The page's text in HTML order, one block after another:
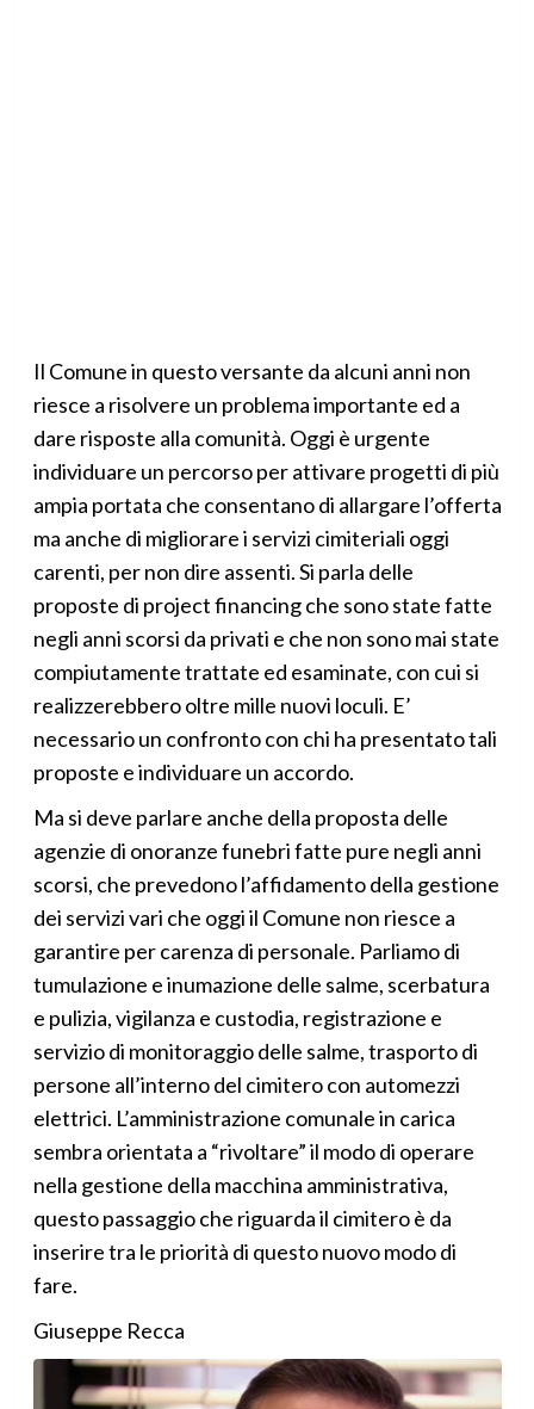
Il Comune in questo versante da alcuni anni non
riesce a risolvere un problema importante ed a
dare risposte alla comunità. Oggi è urgente
individuare un percorso per attivare progetti di più
ampia portata che consentano di allargare l’offerta
ma anche di migliorare i servizi cimiteriali oggi
carenti, per non dire assenti. Si parla delle
proposte di project financing che sono state fatte
negli anni scorsi da privati e che non sono mai state
compiutamente trattate ed esaminate, con cui si
realizzerebbero oltre mille nuovi loculi. E’
necessario un confronto con chi ha presentato tali
proposte e individuare un accordo.
Ma si deve parlare anche della proposta delle
agenzie di onoranze funebri fatte pure negli anni
scorsi, che prevedono l’affidamento della gestione
dei servizi vari che oggi il Comune non riesce a
garantire per carenza di personale. Parliamo di
tumulazione e inumazione delle salme, scerbatura
e pulizia, vigilanza e custodia, registrazione e
servizio di monitoraggio delle salme, trasporto di
persone all’interno del cimitero con automezzi
elettrici. L’amministrazione comunale in carica
sembra orientata a “rivoltare” il modo di operare
nella gestione della macchina amministrativa,
questo passaggio che riguarda il cimitero è da
inserire tra le priorità di questo nuovo modo di
fare.
Giuseppe Recca